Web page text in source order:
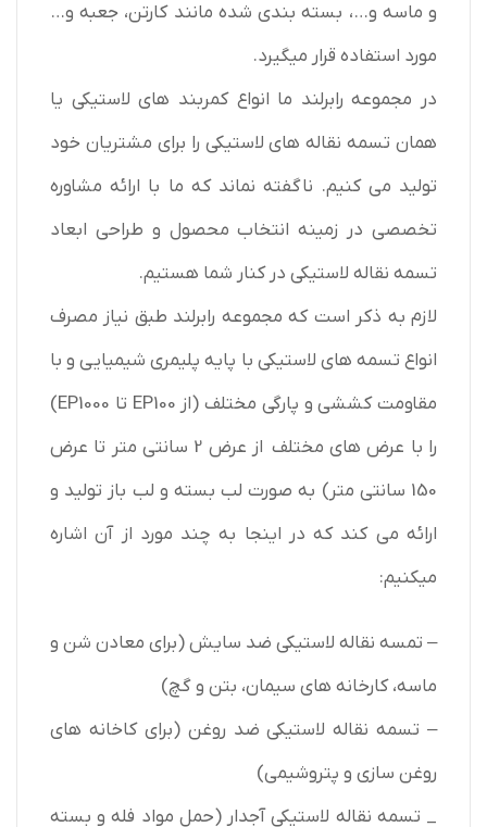
و ماسه و…، بسته بندی شده مانند کارتن، جعبه و…
مورد استفاده قرار میگیرد.
در مجموعه رابرلند ما انواع کمربند های لاستیکی یا
همان تسمه نقاله های لاستیکی را برای مشتریان خود
تولید می کنیم. ناگفته نماند که ما با ارائه مشاوره
تخصصی در زمینه انتخاب محصول و طراحی ابعاد
تسمه نقاله لاستیکی در کنار شما هستیم.
لازم به ذکر است که مجموعه رابرلند طبق نیاز مصرف
انواع تسمه های لاستیکی با پایه پلیمری شیمیایی و با
مقاومت کششی و پارگی مختلف (از EP100 تا EP1000)
را با عرض های مختلف از عرض 2 سانتی متر تا عرض
150 سانتی متر) به صورت لب بسته و لب باز تولید و
ارائه می کند که در اینجا به چند مورد از آن اشاره
میکنیم:
– تمسه نقاله لاستیکی ضد سایش (برای معادن شن و
ماسه، کارخانه های سیمان، بتن و گچ)
– تسمه نقاله لاستیکی ضد روغن (برای کاخانه های
روغن سازی و پتروشیمی)
_ تسمه نقاله لاستیکی آجدار (حمل مواد فله و بسته